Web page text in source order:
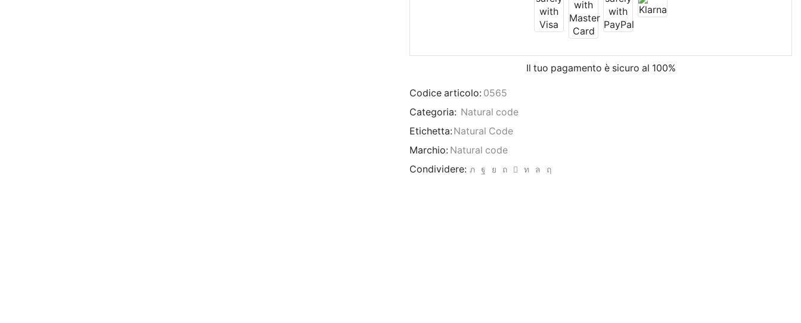
Il tuo pagamento è sicuro al 100%
Codice articolo: 0565
Categoria: Natural code
Etichetta: Natural Code
Marchio: Natural code
Condividere: